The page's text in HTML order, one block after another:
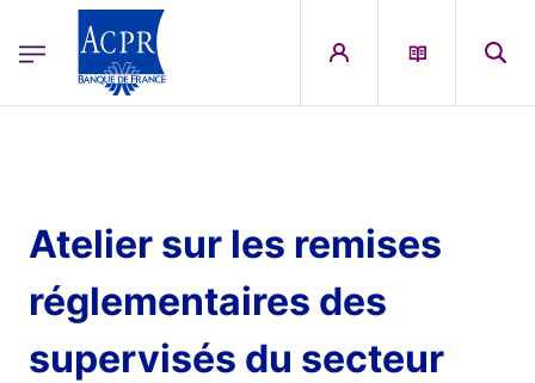
ACPR Menu Principal (English)
Atelier sur les remises
réglementaires des
supervisés du secteur